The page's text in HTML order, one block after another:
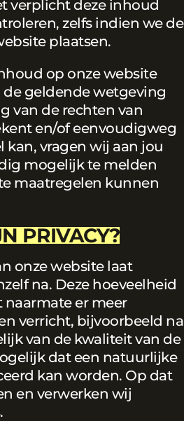
verplicht deze inhoud
zelfs indien we de
plaatsen.
op onze website
geldende wetgeving
van de rechten van
en/of eenvoudigweg
kan, vragen wij aan jou
mogelijk te melden
maatregelen kunnen
PRIVACY?
onze website laat
na. Deze hoeveelheid
er meer
verricht, bijvoorbeeld na
van de kwaliteit van de
dat een natuurlijke
kan worden. Op dat
en verwerken wij